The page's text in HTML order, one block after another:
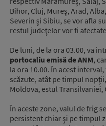
Bihor, Cluj, Mureş, Arad,
Severin şi Sibiu, se vor afla
restul judeţelor vor fi
De luni, de la ora 03.00, va
portocaliu emisă de ANM,
la ora 10.00. În acest
scăzute, atât pe timpul
Moldova, estul
În aceste zone, valul de frig
persistent chiar şi pe timpul